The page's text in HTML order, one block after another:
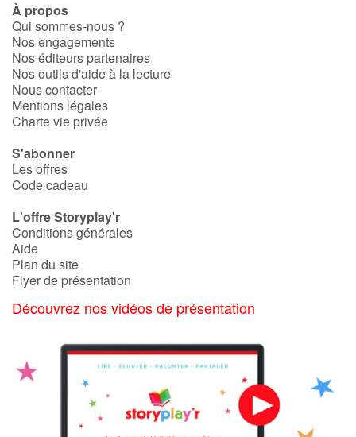
À propos
Qui sommes-nous ?
Nos engagements
Nos éditeurs partenaires
Nos outils d'aide à la lecture
Nous contacter
Mentions légales
Charte vie privée
S'abonner
Les offres
Code cadeau
L'offre Storyplay'r
Conditions générales
Aide
Plan du site
Flyer de présentation
Découvrez nos vidéos de présentation